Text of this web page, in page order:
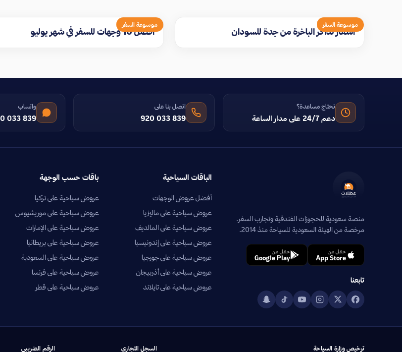
موسوعة السفر
اسعار تذاكر الباخرة من جدة للسودان
موسوعة السفر
افضل 10 وجهات للسفر في شهر يوليو
تحتاج مساعدة؟
دعم 24/7 على مدار الساعة
اتصل بنا على
920 033 839
واتساب
033 839
منصة سعودية للحجوزات الفندقية وتجارب السفر.
مرخصة من الهيئة السعودية للسياحة منذ 2014.
حمّل من
App Store
حمّل من
Google Play
تابعنا
الباقات السياحية
أفضل عروض الوجهات
عروض سياحية على ماليزيا
عروض سياحية على المالديف
عروض سياحية على إندونيسيا
عروض سياحية على جورجيا
عروض سياحية على أذربيجان
عروض سياحية على تايلاند
باقات حسب الوجهة
عروض سياحية على تركيا
عروض سياحية على موريشيوس
عروض سياحية على الإمارات
عروض سياحية على بريطانيا
عروض سياحية على السعودية
عروض سياحية على فرنسا
عروض سياحية على قطر
ترخيص وزارة السياحة السجل التجاري الرقم الضريبي